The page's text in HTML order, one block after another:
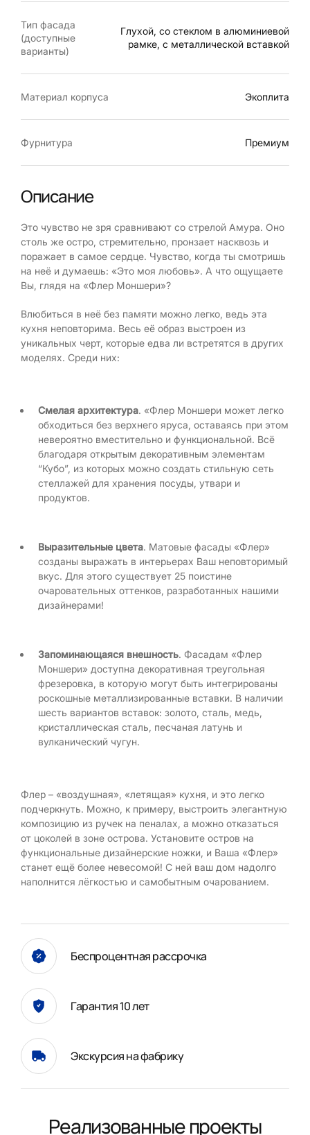
Тип фасада
(доступные
варианты)
Глухой, со стеклом в алюминиевой
рамке, с металлической вставкой
Материал корпуса Экоплита
Фурнитура Премиум
Описание
Это чувство не зря сравнивают со стрелой Амура. Оно
столь же остро, стремительно, пронзает насквозь и
поражает в самое сердце. Чувство, когда ты смотришь
на неё и думаешь: «Это моя любовь». А что ощущаете
Вы, глядя на «Флер Моншери»?
Влюбиться в неё без памяти можно легко, ведь эта
кухня неповторима. Весь её образ выстроен из
уникальных черт, которые едва ли встретятся в других
моделях. Среди них:
Смелая архитектура. «Флер Моншери может легко
обходиться без верхнего яруса, оставаясь при этом
невероятно вместительно и функциональной. Всё
благодаря открытым декоративным элементам
“Кубо”, из которых можно создать стильную сеть
стеллажей для хранения посуды, утвари и
продуктов.
Выразительные цвета. Матовые фасады «Флер»
созданы выражать в интерьерах Ваш неповторимый
вкус. Для этого существует 25 поистине
очаровательных оттенков, разработанных нашими
дизайнерами!
Запоминающаяся внешность. Фасадам «Флер
Моншери» доступна декоративная треугольная
фрезеровка, в которую могут быть интегрированы
роскошные металлизированные вставки. В наличии
шесть вариантов вставок: золото, сталь, медь,
кристаллическая сталь, песчаная латунь и
вулканический чугун.
Флер – «воздушная», «летящая» кухня, и это легко
подчеркнуть. Можно, к примеру, выстроить элегантную
композицию из ручек на пеналах, а можно отказаться
от цоколей в зоне острова. Установите остров на
функциональные дизайнерские ножки, и Ваша «Флер»
станет ещё более невесомой! С ней ваш дом надолго
наполнится лёгкостью и самобытным очарованием.
Беспроцентная рассрочка
Гарантия 10 лет
Экскурсия на фабрику
Реализованные проекты